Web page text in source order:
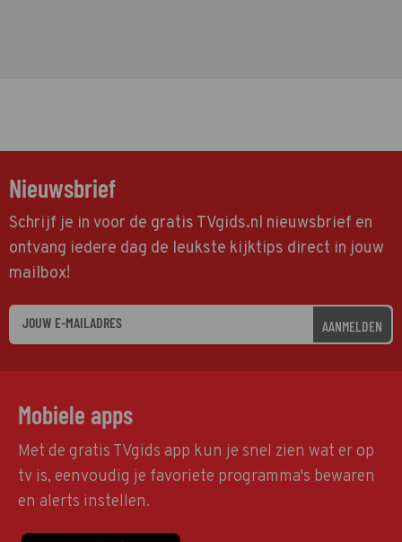
Nieuwsbrief
Schrijf je in voor de gratis TVgids.nl nieuwsbrief en
ontvang iedere dag de leukste kijktips direct in jouw
mailbox!
AANMELDEN
Mobiele apps
Met de gratis TVgids app kun je snel zien wat er op
tv is, eenvoudig je favoriete programma's bewaren
en alerts instellen.